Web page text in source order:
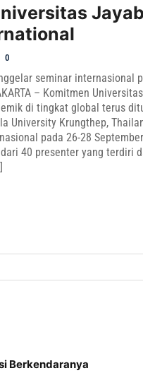
0
seminar internasional
– Komitmen
di tingkat global terus
University Krungthep,
pada 26-28
40 presenter yang terdiri
Berkendaranya